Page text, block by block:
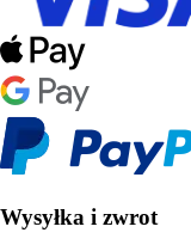
Wysyłka i zwrot